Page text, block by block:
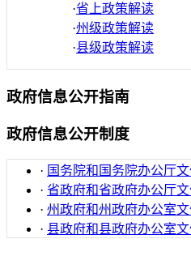
·省上政策解读
·州级政策解读
·县级政策解读
政府信息公开指南
政府信息公开制度
· 国务院和国务院办公厅
· 省政府和省政府办公厅
· 州政府和州政府办公室
· 县政府和县政府办公室